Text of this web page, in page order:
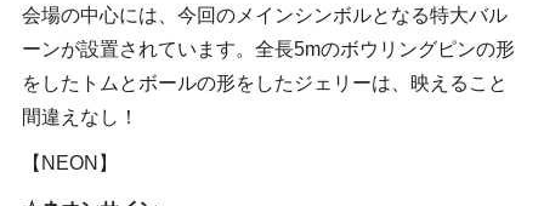
会場の中心には、今回のメインシンボルとなる特大バル
ーンが設置されています。全長5mのボウリングピンの形
をしたトムとボールの形をしたジェリーは、映えること
間違えなし！
【NEON】